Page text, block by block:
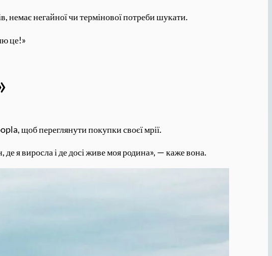
немає негайної чи термінової потреби шукати.
це!»
щоб переглянути покупки своєї мрії.
я виросла і де досі живе моя родина», — каже вона.